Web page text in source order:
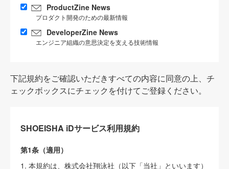
ProductZine News
プロダクト開発のための最新情報
DeveloperZine News
エンジニア組織の意思決定を支える技術情報
下記規約をご確認いただきすべての内容に同意の上、チ
ェックボックスにチェックを付けてご登録ください。
SHOEISHA iDサービス利用規約
第1条（適用）
1. 本規約は、株式会社翔泳社（以下「当社」といいます）